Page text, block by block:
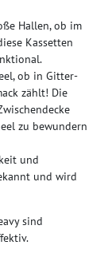
Hallen, ob im
Kassetten
ob in Gitter-
zählt! Die
zu bewundern
und
und wird
sind